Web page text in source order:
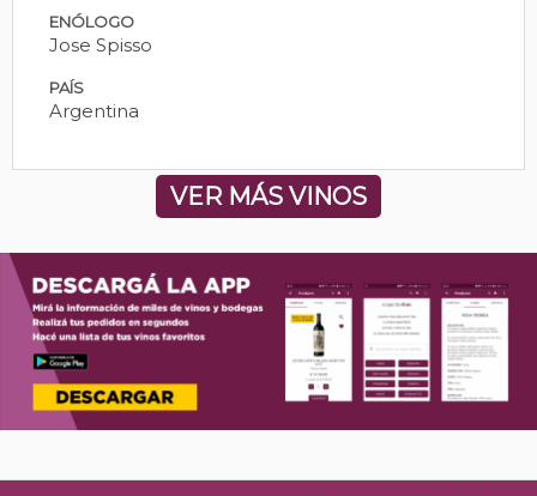
ENÓLOGO
Jose Spisso
PAÍS
Argentina
VER MÁS VINOS